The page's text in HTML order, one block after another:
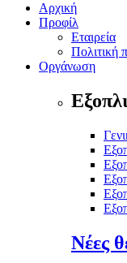
Αρχική
Προφίλ
Εταιρεία
Πολιτική
Οργάνωση
Νέες